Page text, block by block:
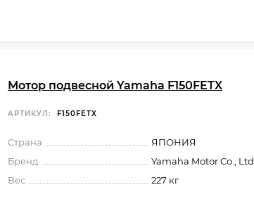
Мотор подвесной Yamaha F150FETX
АРТИКУЛ: F150FETX
Страна
ЯПОНИЯ
Бренд
Yamaha Motor Co., Ltd.
Вес
227 кг